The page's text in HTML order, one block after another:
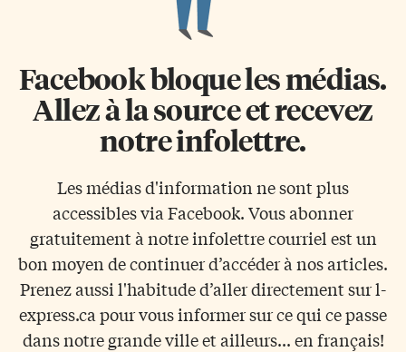
Facebook bloque les médias.
Allez à la source et recevez
notre infolettre.
Les médias d'information ne sont plus
accessibles via Facebook. Vous abonner
gratuitement à notre infolettre courriel est un
bon moyen de continuer d’accéder à nos articles.
Prenez aussi l'habitude d’aller directement sur l-
express.ca pour vous informer sur ce qui ce passe
dans notre grande ville et ailleurs... en français!